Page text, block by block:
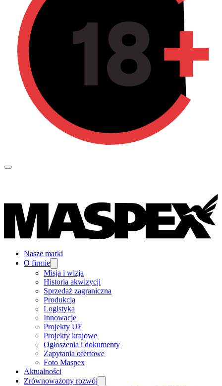
Nasze marki
O firmie
Misja i wizja
Historia akwizycji
Sprzedaż zagraniczna
Produkcja
Logistyka
Innowacje
Projekty UE
Projekty krajowe
Ogłoszenia i dokumenty
Zapytania ofertowe
Foto Maspex
Aktualności
Zrównoważony rozwój